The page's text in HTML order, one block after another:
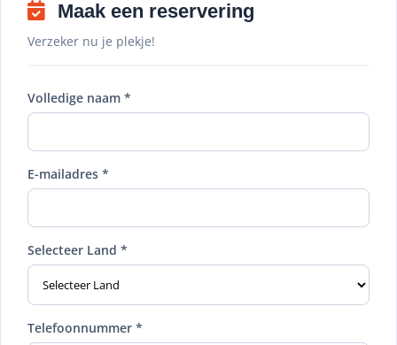
Maak een reservering
Verzeker nu je plekje!
Volledige naam *
E-mailadres *
Selecteer Land *
Telefoonnummer *